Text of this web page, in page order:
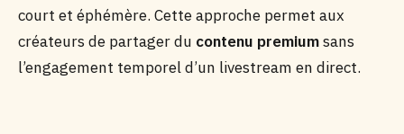
court et éphémère. Cette approche permet aux
créateurs de partager du contenu premiumsans
l’engagement temporel d’un livestream en direct.